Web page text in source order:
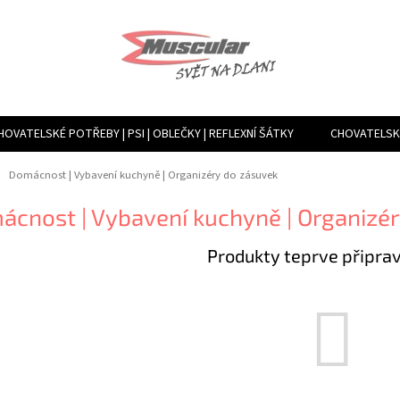
POTŘEBY | PSI | OBLEČKY | REFLEXNÍ ŠÁTKY
VLHKOSTI, VENTILACE, FILTRY | MLHOVAČE A ROSÍCÍ ZAŘÍZENÍ
Domácnost | Vybavení kuchyně | Organizéry do zásuvek
| Vybavení kuchyně |
Produkty teprve